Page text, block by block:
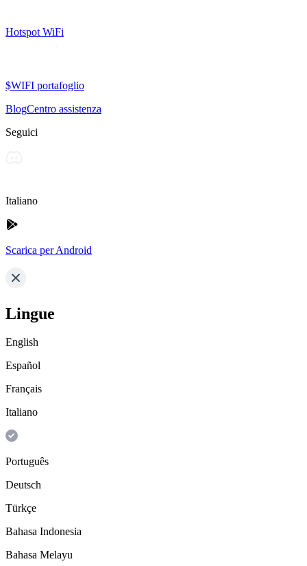
Hotspot WiFi
$WIFI portafoglio
BlogCentro assistenza
Seguici
Italiano
Scarica per Android
Lingue
English
Español
Français
Italiano
Português
Deutsch
Türkçe
Bahasa Indonesia
Bahasa Melayu